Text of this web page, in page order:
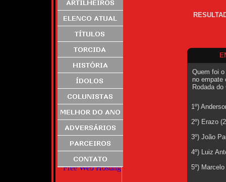
Quem foi o
no empate
Rodada
1º)
2º) Erazo
3º) João
4º) Luiz
5º)